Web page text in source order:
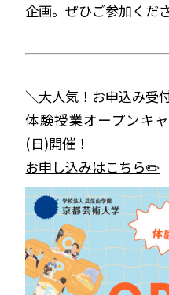
企画。ぜひご参加くだ
＼大人気！お申込み受
体験授業オープンキ
(日)開催！
お申し込みはこちら✏️